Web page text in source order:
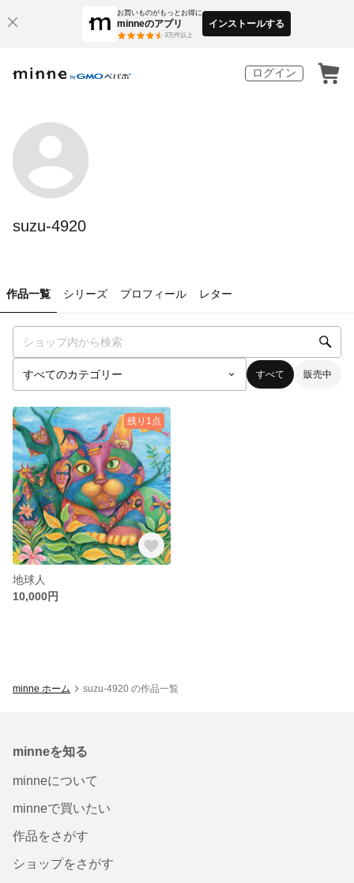
お買いものがもっとお得に
minneのアプリ
3万件以上
インストールする
ログイン
suzu-4920
作品一覧 シリーズ プロフィール レター
すべて 販売中
残り1点
地球人
10,000円
minne ホーム suzu-4920 の作品一覧
minneを知る
minneについて
minneで買いたい
作品をさがす
ショップをさがす